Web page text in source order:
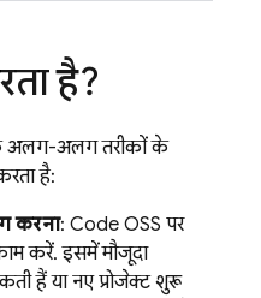
है?
अलग-अलग तरीकों के
है:
करना: Code OSS पर
करें. इसमें मौजूदा
हैं या नए प्रोजेक्ट शुरू